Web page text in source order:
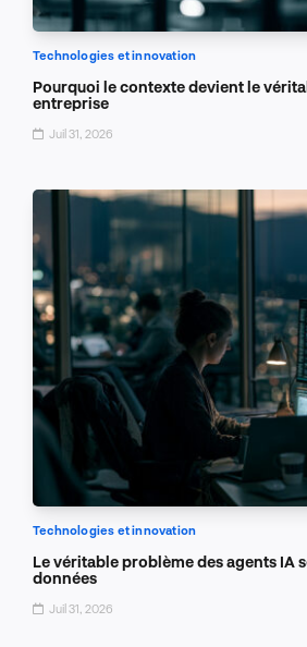
Technologies et innovation
Pourquoi le contexte devient le
entreprise
Juil 31, 2026
Technologies et innovation
Le véritable problème des agents IA
données
Juil 31, 2026